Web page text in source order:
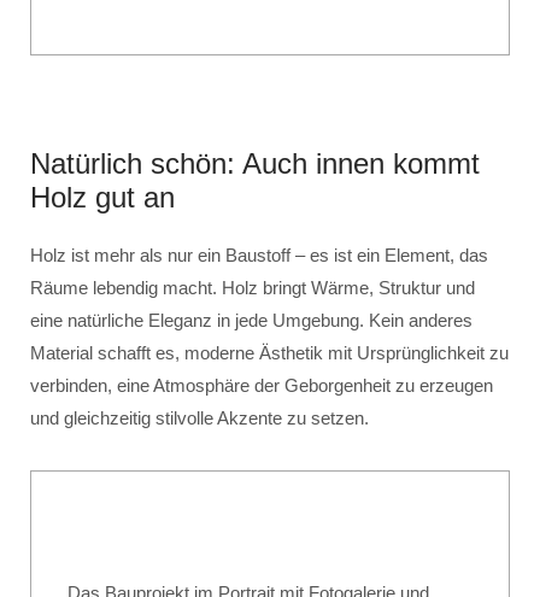
Natürlich schön: Auch innen kommt
Holz gut an
Holz ist mehr als nur ein Baustoff – es ist ein Element, das
Räume lebendig macht. Holz bringt Wärme, Struktur und
eine natürliche Eleganz in jede Umgebung. Kein anderes
Material schafft es, moderne Ästhetik mit Ursprünglichkeit zu
verbinden, eine Atmosphäre der Geborgenheit zu erzeugen
und gleichzeitig stilvolle Akzente zu setzen.
Das Bauprojekt im Portrait mit Fotogalerie und